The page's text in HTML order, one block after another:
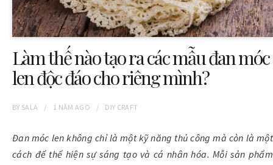
Làm thế nào tạo ra các mẫu đan móc
len độc đáo cho riêng mình?
BY SALA 1 NĂM AGO DIY CRAFT
Đan móc len không chỉ là một kỹ năng thủ công mà còn là một
cách để thể hiện sự sáng tạo và cá nhân hóa. Mỗi sản phẩm